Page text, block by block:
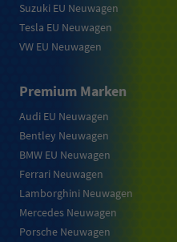
Suzuki EU Neuwagen
Tesla EU Neuwagen
VW EU Neuwagen
Premium Marken
Audi EU Neuwagen
Bentley Neuwagen
BMW EU Neuwagen
Ferrari Neuwagen
Lamborghini Neuwagen
Mercedes Neuwagen
Porsche Neuwagen